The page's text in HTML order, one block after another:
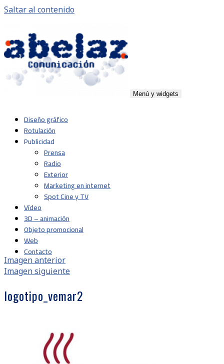
Saltar al contenido
Navarra
Menú y widgets
Diseño gráfico
Rotulación
Publicidad
Prensa
Radio
Exterior
Marketing en internet
Spot Cine y TV
Vídeo
3D – animación
Objeto promocional
Web
Contacto
Imagen anterior
Imagen siguiente
logotipo_vemar2